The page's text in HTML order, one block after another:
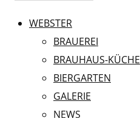
WEBSTER
BRAUEREI
BRAUHAUS-KÜCHE
BIERGARTEN
GALERIE
NEWS